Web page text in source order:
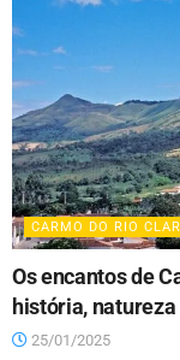
CARMO DO RIO
Os encantos de
história, natureza
25/01/2025